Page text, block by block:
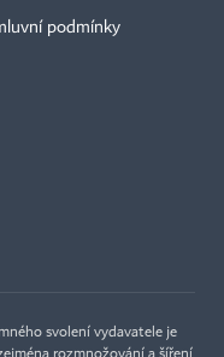
podmínky
svolení vydavatele je